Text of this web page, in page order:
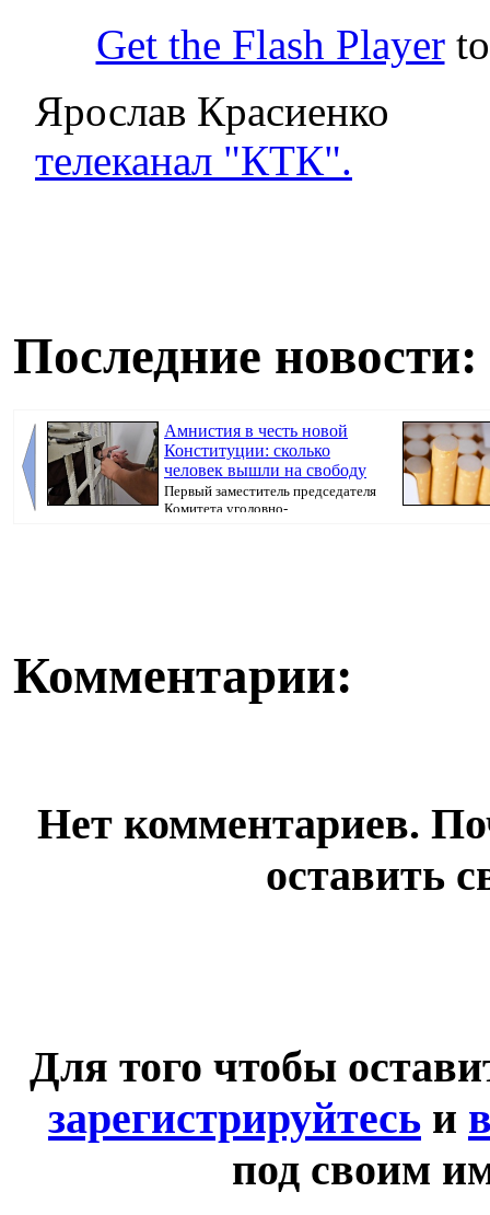
Get the Flash Playerto
Ярослав Красиенко
телеканал "КТК".
Последние новости:
Амнистия в честь новой
Конституции: сколько
человек вышли на свободу
Первый заместитель председателя
Комитета уголовно-
Комментарии:
Нет комментариев.
оставить
Для того чтобы
зарегистрируйтесь и
под своим